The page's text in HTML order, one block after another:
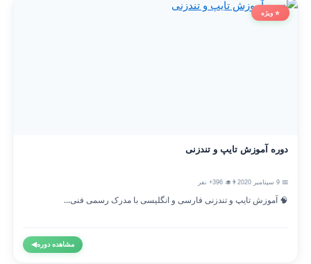
⭐ ویژه
دوره آموزش تایپ و تندزنی
👨‍🎓 396+ نفر
🧠 آموزش تایپ و تندزنی فارسی و انگلیسی با مدرک رسمی فنی...
مشاهده دوره◀